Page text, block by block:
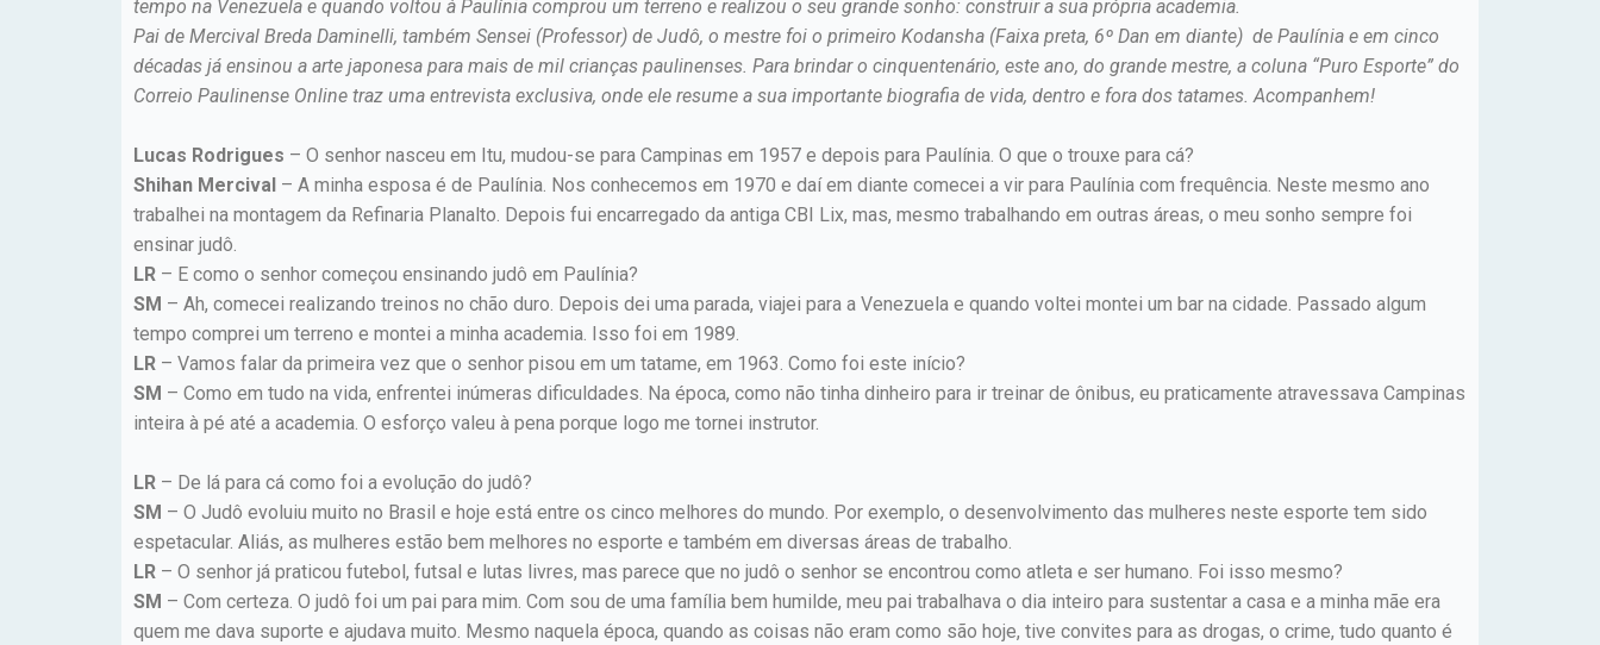
tempo na Venezuela e quando voltou à Paulínia comprou um terreno e realizou o seu grande sonho: construir a sua própria academia.
Pai de Mercival Breda Daminelli, também Sensei (Professor) de Judô, o mestre foi o primeiro Kodansha (Faixa preta, 6º Dan em diante) de Paulínia e em cinco
décadas já ensinou a arte japonesa para mais de mil crianças paulinenses. Para brindar o cinquentenário, este ano, do grande mestre, a coluna “Puro Esporte” do
Correio Paulinense Online traz uma entrevista exclusiva, onde ele resume a sua importante biografia de vida, dentro e fora dos tatames. Acompanhem!
Lucas Rodrigues – O senhor nasceu em Itu, mudou-se para Campinas em 1957 e depois para Paulínia. O que o trouxe para cá?
Shihan Mercival – A minha esposa é de Paulínia. Nos conhecemos em 1970 e daí em diante comecei a vir para Paulínia com frequência. Neste mesmo ano
trabalhei na montagem da Refinaria Planalto. Depois fui encarregado da antiga CBI Lix, mas, mesmo trabalhando em outras áreas, o meu sonho sempre foi
ensinar judô.
LR – E como o senhor começou ensinando judô em Paulínia?
SM – Ah, comecei realizando treinos no chão duro. Depois dei uma parada, viajei para a Venezuela e quando voltei montei um bar na cidade. Passado algum
tempo comprei um terreno e montei a minha academia. Isso foi em 1989.
LR – Vamos falar da primeira vez que o senhor pisou em um tatame, em 1963. Como foi este início?
SM – Como em tudo na vida, enfrentei inúmeras dificuldades. Na época, como não tinha dinheiro para ir treinar de ônibus, eu praticamente atravessava Campinas
inteira à pé até a academia. O esforço valeu à pena porque logo me tornei instrutor.
LR – De lá para cá como foi a evolução do judô?
SM – O Judô evoluiu muito no Brasil e hoje está entre os cinco melhores do mundo. Por exemplo, o desenvolvimento das mulheres neste esporte tem sido
espetacular. Aliás, as mulheres estão bem melhores no esporte e também em diversas áreas de trabalho.
LR – O senhor já praticou futebol, futsal e lutas livres, mas parece que no judô o senhor se encontrou como atleta e ser humano. Foi isso mesmo?
SM – Com certeza. O judô foi um pai para mim. Com sou de uma família bem humilde, meu pai trabalhava o dia inteiro para sustentar a casa e a minha mãe era
quem me dava suporte e ajudava muito. Mesmo naquela época, quando as coisas não eram como são hoje, tive convites para as drogas, o crime, tudo quanto é